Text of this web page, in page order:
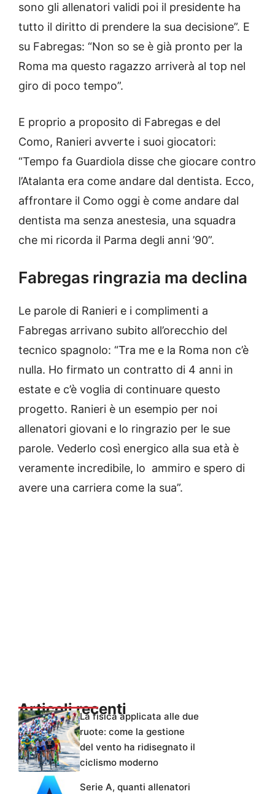
sono gli allenatori validi poi il presidente ha
tutto il diritto di prendere la sua decisione”. E
su Fabregas: “Non so se è già pronto per la
Roma ma questo ragazzo arriverà al top nel
giro di poco tempo”.
E proprio a proposito di Fabregas e del
Como, Ranieri avverte i suoi giocatori:
“Tempo fa Guardiola disse che giocare contro
l’Atalanta era come andare dal dentista. Ecco,
affrontare il Como oggi è come andare dal
dentista ma senza anestesia, una squadra
che mi ricorda il Parma degli anni ’90”.
Fabregas ringrazia ma declina
Le parole di Ranieri e i complimenti a
Fabregas arrivano subito all’orecchio del
tecnico spagnolo: “Tra me e la Roma non c’è
nulla. Ho firmato un contratto di 4 anni in
estate e c’è voglia di continuare questo
progetto. Ranieri è un esempio per noi
allenatori giovani e lo ringrazio per le sue
parole. Vederlo così energico alla sua età è
veramente incredibile, lo ammiro e spero di
avere una carriera come la sua”.
Articoli recentiLa fisica applicata alle due
ruote: come la gestione
del vento ha ridisegnato il
ciclismo moderno
Serie A, quanti allenatori